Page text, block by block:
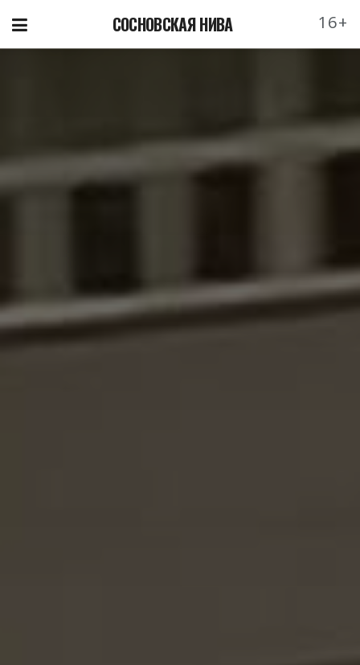
СОСНОВСКАЯ НИВА 16+